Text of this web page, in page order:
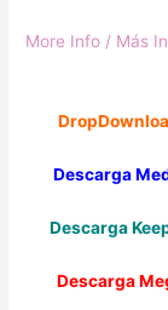
More Info / Más
Descarga
Descarga
Descarga